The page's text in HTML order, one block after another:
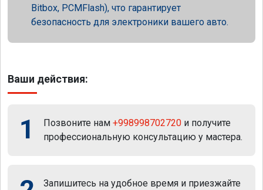
Bitbox, PCMFlash), что гарантирует
безопасность для электроники вашего авто.
Ваши действия:
1 Позвоните нам +998998702720 и получите
профессиональную консультацию у мастера.
Запишитесь на удобное время и приезжайте